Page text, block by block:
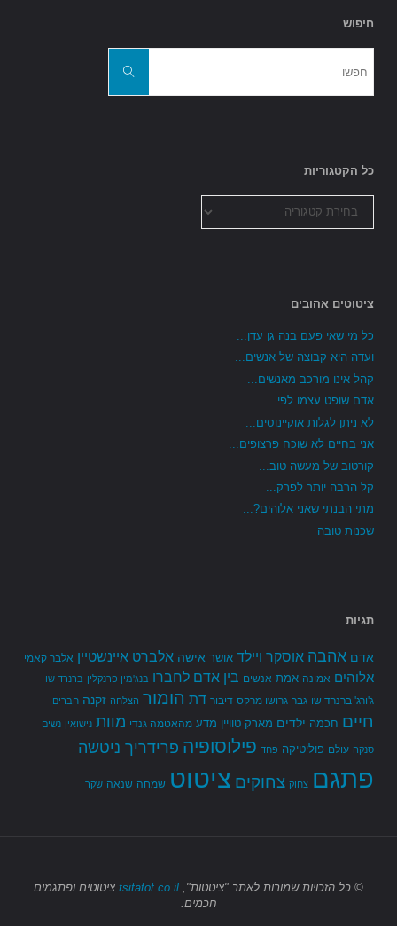
חיפוש
חפשו
כל הקטגוריות
הקטגוריות
ציטוטים אהובים
כל מי שאי פעם בנה גן עדן...
ועדה היא קבוצה של אנשים...
קהל אינו מורכב מאנשים...
אדם שופט עצמו לפי...
לא ניתן לגלות אוקיינוסים...
אני בחיים לא שוכח פרצופים...
קורטוב של מעשה טוב...
קל הרבה יותר לפרק...
מתי הבנתי שאני אלוהים?...
שכנות טובה
תגיות
אדם אהבה אוסקר ויילד אושר אישה אלברט איינשטיין אלבר קאמי
אלוהים אמונה אמת אנשים בין אדם לחברו בנג'מין פרנקלין ברנרד שו
ג'ורג' ברנרד שו גבר גרושו מרקס דיבור דת הומור הצלחה זקנה חברים
חיים חכמה ילדים מארק טוויין מדע מהאטמה גנדי מוות נישואין נשים
סנקה עולם פוליטיקה פחד פילוסופיה פרידריך ניטשה
פתגם צחוק צחוקים ציטוט שמחה שנאה שקר
© כל הזכויות שמורות לאתר "ציטטות", tsitatot.co.il ציטוטים ופתגמים
חכמים.